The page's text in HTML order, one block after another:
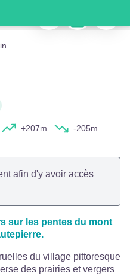
l'image en plein écran
+207m
-205m
afin d'y avoir accès
sur les pentes du mont
du village pittoresque
des prairies et vergers